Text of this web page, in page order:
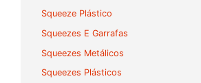
Squeeze Plástico
Squeezes E Garrafas
Squeezes Metálicos
Squeezes Plásticos